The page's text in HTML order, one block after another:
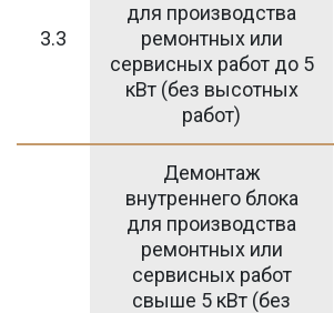
3.3
для производства
ремонтных или
сервисных работ до 5
кВт (без высотных
работ)
Демонтаж
внутреннего блока
для производства
ремонтных или
сервисных работ
свыше 5 кВт (без